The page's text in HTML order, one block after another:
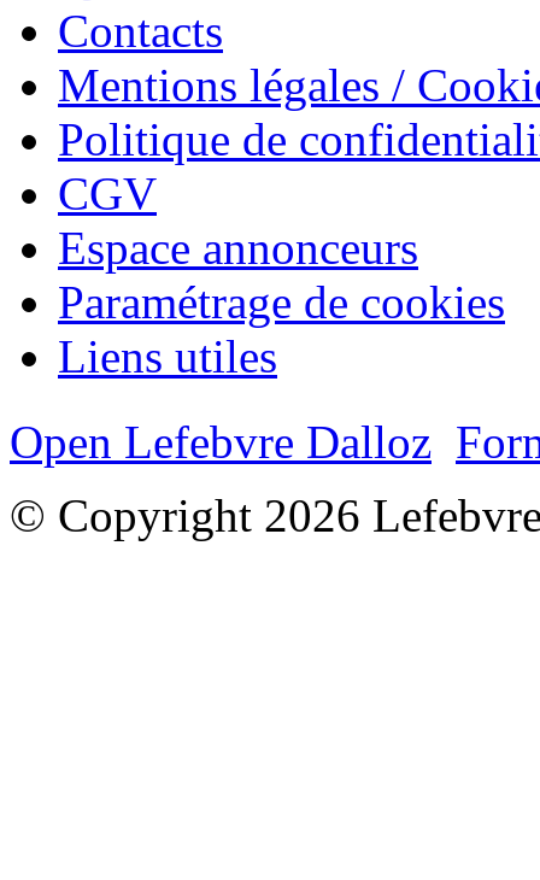
Contacts
Mentions légales /
Politique de
CGV
Espace annonceurs
Paramétrage de cookies
Liens utiles
Open Lefebvre Dalloz
© Copyright 2026